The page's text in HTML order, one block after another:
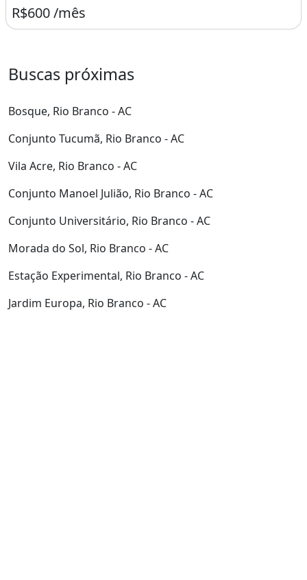
R$600 /mês
Buscas próximas
Bosque, Rio Branco - AC
Conjunto Tucumã, Rio Branco - AC
Vila Acre, Rio Branco - AC
Conjunto Manoel Julião, Rio Branco - AC
Conjunto Universitário, Rio Branco - AC
Morada do Sol, Rio Branco - AC
Estação Experimental, Rio Branco - AC
Jardim Europa, Rio Branco - AC